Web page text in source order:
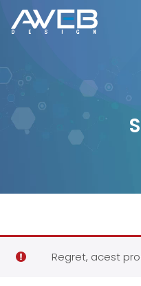
Regret, acest